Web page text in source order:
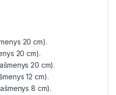
20 cm).
20 cm).
20 cm).
12 cm).
8 cm).